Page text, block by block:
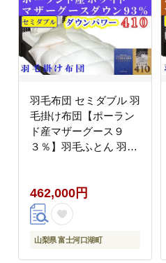
羽毛布団 セミダブル 羽
毛掛け布団【ポーラン
ド産マザーグース９
３％】羽毛ふとん 羽毛
本掛け羽毛掛け布団 寝
具 冬用 羽毛布団
FAG081
462,000円
山梨県 富士河口湖町